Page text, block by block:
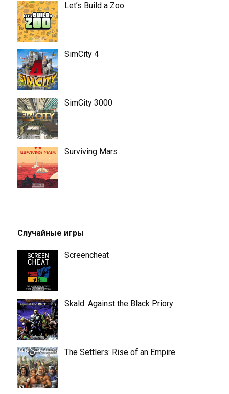
Let’s Build a Zoo
SimCity 4
SimCity 3000
Surviving Mars
Случайные игры
Screencheat
Skald: Against the Black Priory
The Settlers: Rise of an Empire